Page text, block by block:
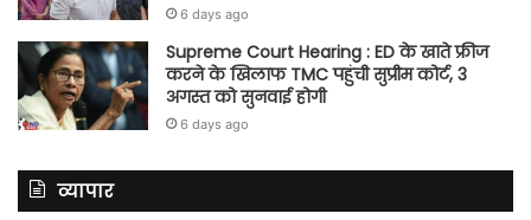
6 days ago
Supreme Court Hearing : ED के खाते फ्रीज
करने के खिलाफ TMC पहुंची सुप्रीम कोर्ट, 3
अगस्त को सुनवाई होगी
6 days ago
व्यापार